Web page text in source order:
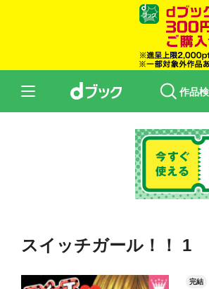
作品
スイッチガール！！ 1
完結